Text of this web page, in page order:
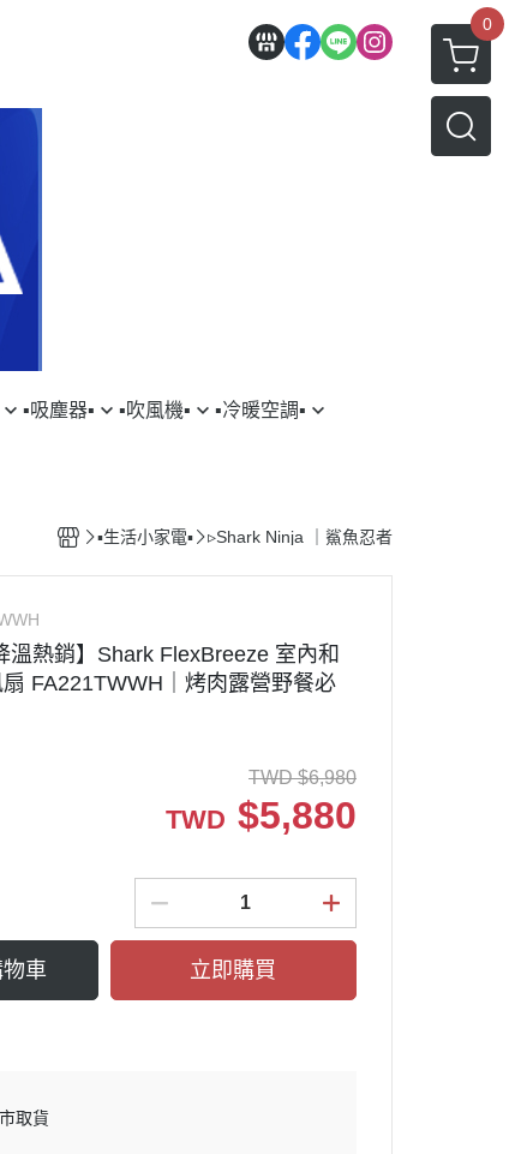
0
▪︎吸塵器▪︎
｜日立
金
｜德國凱馳
｜鯊魚忍者
件
▪︎吹風機▪︎ ▪︎冷暖空調▪︎
▪︎生活小家電▪︎ ▹Shark Ninja ｜鯊魚忍者
溫熱銷】Shark FlexBreeze 室內和
FA221TWWH｜烤肉露營野餐必
TWD $6,980
TWD $5,880
車 立即購買
取貨